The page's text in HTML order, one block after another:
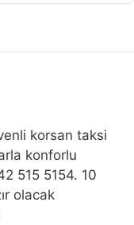
korsan taksi
konforlu
515 5154. 10
olacak